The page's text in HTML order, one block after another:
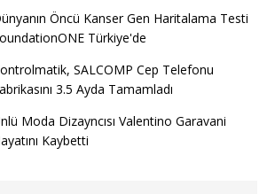
Öncü Kanser Gen Haritalama Testi
Türkiye'de
SALCOMP Cep Telefonu
3.5 Ayda Tamamladı
Moda Dizayncısı Valentino Garavani
Kaybetti